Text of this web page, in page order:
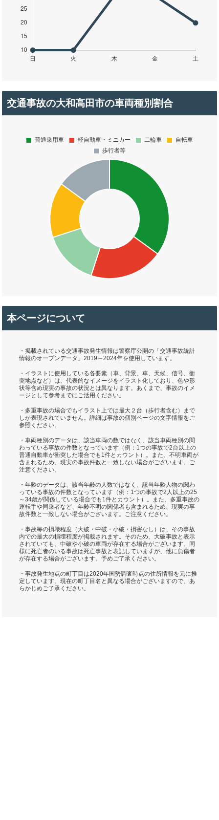
交通事故の大和高田市の車両種別割合
本ページについて
・掲載されている交通事故発生情報は警察庁公開の「交通事故統計
情報のオープンデータ」2019～2024年を使用しています。
・イラストに使用している各要素（車、背景、車、天候、信号、衝
突地点など）は、代表的なイメージをイラスト化しており、色や形
状等含め現実の事故の状況とは異なります。あくまで、事故のイメ
ージとして参考までにご活用ください。
・多重事故の場合でもイラスト上では最大２台（歩行者含む）まで
しか表現されていません。詳細は事故の個別ページの文字情報をご
参照ください。
・車両種別のデータは、該当車両の数ではなく、該当車両種別の関
わっている事故の件数となっています（例：1つの事故で2台以上の
普通自動車が衝突した場合でも1件とカウント）。また、不明車両が
含まれるため、現実の事故件数と一致しない場合がございます。ご
注意ください。
・年齢のデータは、該当年齢の人数ではなく、該当年齢人物の関わ
っている事故の件数となっています（例：1つの事故で2人以上の25
～34歳が関係している場合でも1件とカウント）。また、多重事故の
運転手や同乗者など、年齢不明の関係者も含まれるため、現実の事
故件数と一致しない場合がございます。ご注意ください。
・事故毎の損壊程度（大破・中破・小破・損害なし）は、その事故
内での最大の損壊程度が掲載されます。そのため、大破事故と表示
されていても、中破や小破の車両が存在する場合がございます。同
様に死亡者のいる事故は死亡事故と表記していますが、他に負傷者
が存在する場合がございます。予めご了承ください。
・事故発生地点の町丁目は2020年国勢調査時点の住所情報を元に推
定しています。現在の町丁目名と異なる場合がございますので、あ
らかじめご了承ください。